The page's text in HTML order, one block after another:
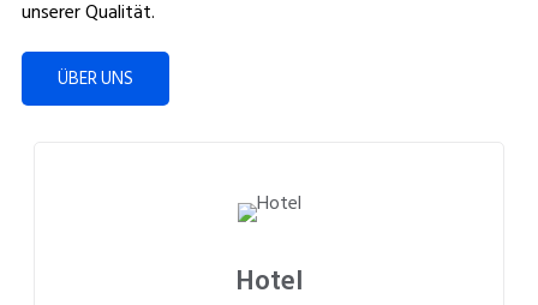
unserer Qualität.
ÜBER UNS
Hotel